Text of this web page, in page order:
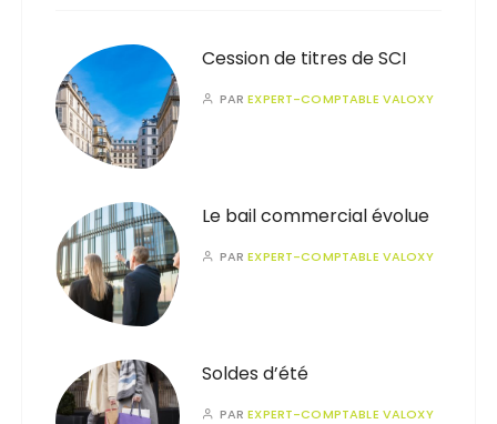
Cession de titres de SCI
PAREXPERT-COMPTABLE VALOXY
Le bail commercial évolue
PAREXPERT-COMPTABLE VALOXY
Soldes d’été
PAREXPERT-COMPTABLE VALOXY